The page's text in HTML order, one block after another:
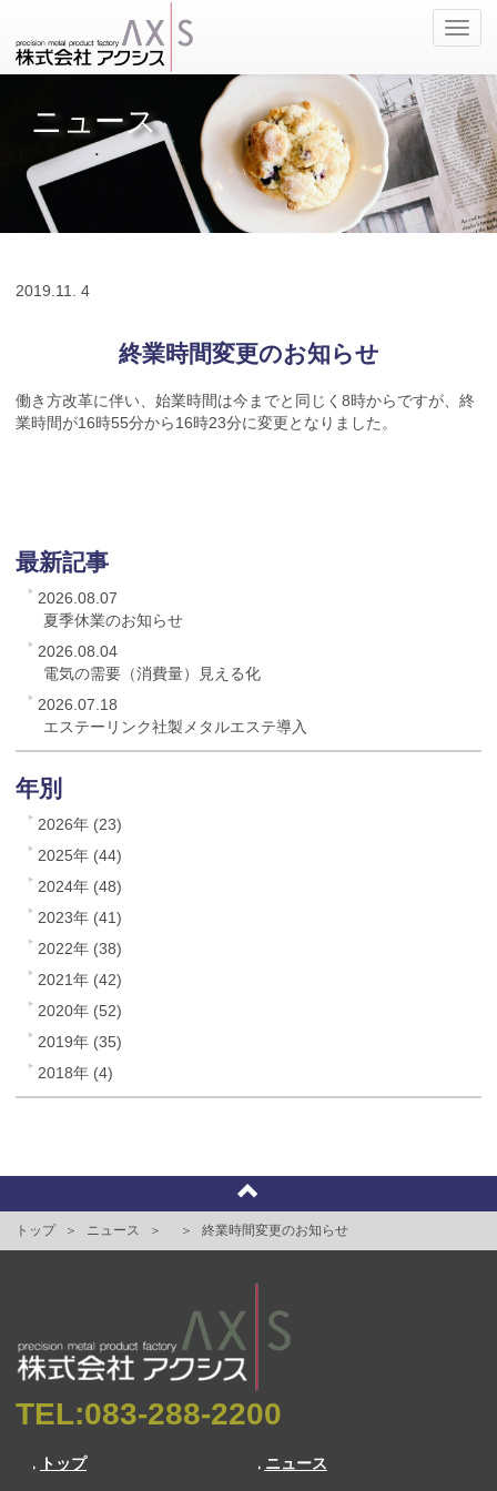
ナ
ビ
ゲ
ー
シ
ョ
ン
の
切
替
ニュース
2019. 11. 4
終業時間変更のお知らせ
働き方改革に伴い、始業時間は今までと同じく8時からですが、終
業時間が16時55分から16時23分に変更となりました。
最新記事
2026.08.07
夏季休業のお知らせ
2026.08.04
電気の需要（消費量）見える化
2026.07.18
エステーリンク社製メタルエステ導入
年別
2026年 (23)
2025年 (44)
2024年 (48)
2023年 (41)
2022年 (38)
2021年 (42)
2020年 (52)
2019年 (35)
2018年 (4)
トップ ニュース 終業時間変更のお知らせ
TEL:083-288-2200
トップ ニュース